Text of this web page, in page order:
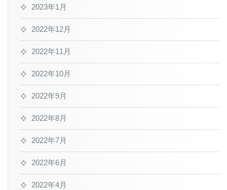
2023年1月
2022年12月
2022年11月
2022年10月
2022年9月
2022年8月
2022年7月
2022年6月
2022年4月